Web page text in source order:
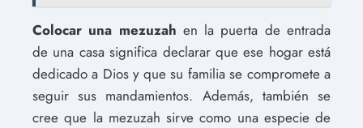
Colocar una mezuzah en la puerta de entrada
de una casa significa declarar que ese hogar está
dedicado a Dios y que su familia se compromete a
seguir sus mandamientos. Además, también se
cree que la mezuzah sirve como una especie de